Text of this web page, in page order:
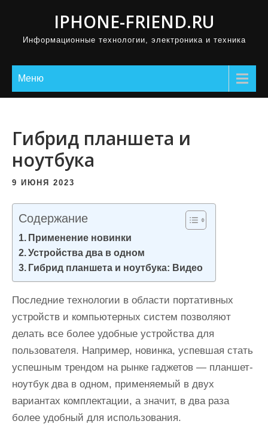
IPHONE-FRIEND.RU
Информационные технологии, электроника и техника
Меню
Гибрид планшета и
ноутбука
9 ИЮНЯ 2023
Содержание
Применение новинки
Устройства два в одном
Гибрид планшета и ноутбука: Видео
Последние технологии в области портативных
устройств и компьютерных систем позволяют
делать все более удобные устройства для
пользователя. Например, новинка, успевшая стать
успешным трендом на рынке гаджетов — планшет-
ноутбук два в одном, применяемый в двух
вариантах комплектации, а значит, в два раза
более удобный для использования.